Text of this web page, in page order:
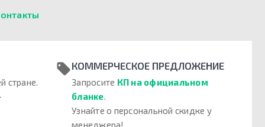
стране.
КОММЕРЧЕСКОЕ ПРЕДЛОЖЕНИЕ
Запросите КП на официальном
бланке.
Узнайте о персональной скидке у
менеджера!